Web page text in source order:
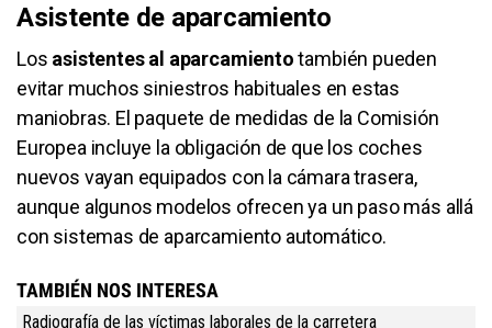
Asistente de aparcamiento
Los asistentes al aparcamientotambién pueden
evitar muchos siniestros habituales en estas
maniobras. El paquete de medidas de la Comisión
Europea incluye la obligación de que los coches
nuevos vayan equipados con la cámara trasera,
aunque algunos modelos ofrecen ya un paso más allá
con sistemas de aparcamiento automático.
TAMBIÉN NOS INTERESA
Radiografía de las víctimas laborales de la carretera